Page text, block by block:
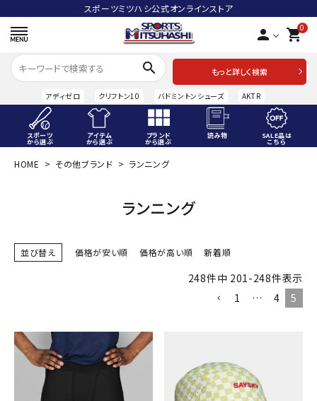
スポーツミツハシ公式オンラインストア
person 0
shopping_cart
search
もっと詳しく検索
アディゼロ クリフトン10 バドミントンシューズ AKTR
スポーツ
から選ぶ
アイテム
から選ぶ
ブランド
から選ぶ
読み物 SALE品は
こちら
ACCOUNT MENU
person
スポーツから選ぶ
ブランドから選ぶ
SALE品はこちら
HOME その他ブランド ランニング
ランニング
並び替え 価格が安い順 価格が高い順 新着順
248件中 201-248件表示
1
… 4 5